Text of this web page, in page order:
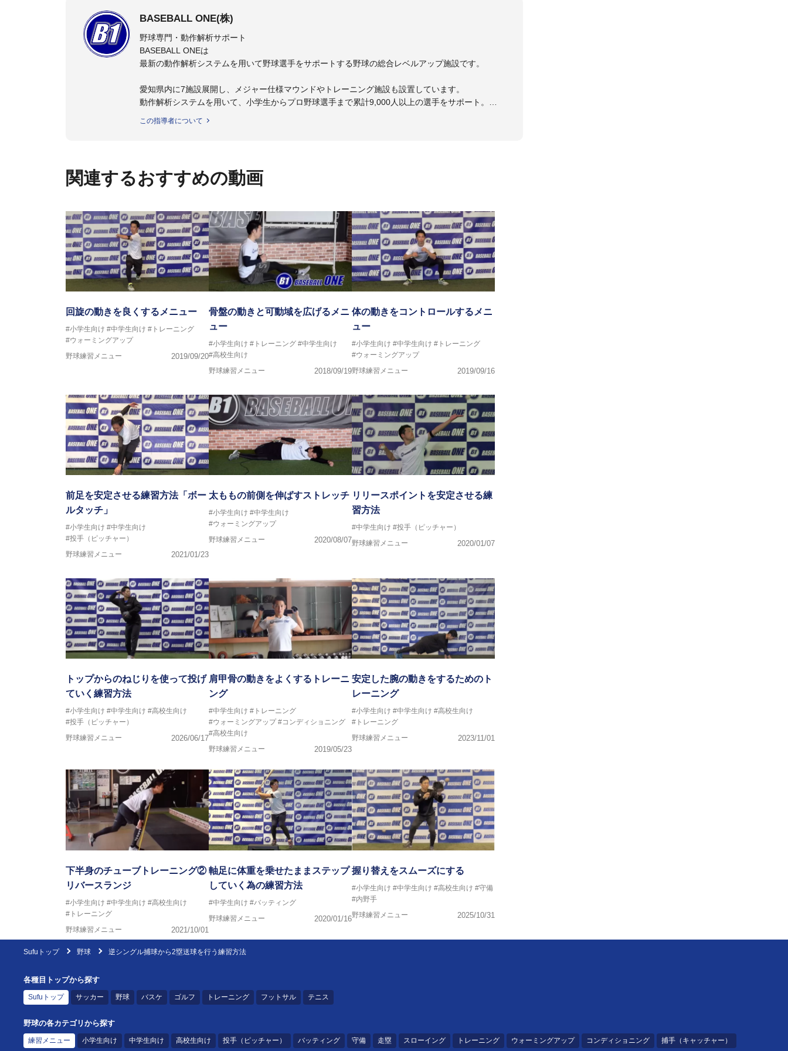
BASEBALL ONE(株)
野球専門・動作解析サポート
BASEBALL ONEは
最新の動作解析システムを用いて野球選手をサポートする野球の総合レベルアップ施設です。
愛知県内に7施設展開し、メジャー仕様マウンドやトレーニング施設も設置しています。
動作解析システムを用いて、小学生からプロ野球選手まで累計9,000人以上の選手をサポート。
この指導者について
関連するおすすめの動画
回旋の動きを良くするメニュー
#小学生向け #中学生向け #トレーニング
#ウォーミングアップ
野球練習メニュー
2019/09/20
骨盤の動きと可動域を広げるメニ
ュー
#小学生向け #トレーニング #中学生向け
#高校生向け
野球練習メニュー
2018/09/19
体の動きをコントロールするメニ
ュー
#小学生向け #中学生向け #トレーニング
#ウォーミングアップ
野球練習メニュー
2019/09/16
前足を安定させる練習方法「ボー
ルタッチ」
#小学生向け #中学生向け
#投手（ピッチャー）
野球練習メニュー
2021/01/23
太ももの前側を伸ばすストレッチ
#小学生向け #中学生向け
#ウォーミングアップ
野球練習メニュー
2020/08/07
リリースポイントを安定させる練
習方法
#中学生向け #投手（ピッチャー）
野球練習メニュー
2020/01/07
トップからのねじりを使って投げ
ていく練習方法
#小学生向け #中学生向け #高校生向け
#投手（ピッチャー）
野球練習メニュー
2026/06/17
肩甲骨の動きをよくするトレーニ
ング
#中学生向け #トレーニング
#ウォーミングアップ #コンディショニング
#高校生向け
野球練習メニュー
2019/05/23
安定した腕の動きをするためのト
レーニング
#小学生向け #中学生向け #高校生向け
#トレーニング
野球練習メニュー
2023/11/01
下半身のチューブトレーニング②
リバースランジ
#小学生向け #中学生向け #高校生向け
#トレーニング
野球練習メニュー
2021/10/01
軸足に体重を乗せたままステップ
していく為の練習方法
#中学生向け #バッティング
野球練習メニュー
2020/01/16
握り替えをスムーズにする
#小学生向け #中学生向け #高校生向け #守備
#内野手
野球練習メニュー
2025/10/31
Sufuトップ 野球 逆シングル捕球から2塁送球を行う練習方法
各種目トップから探す
Sufuトップ サッカー 野球 バスケ ゴルフ トレーニング フットサル テニス
野球の各カテゴリから探す
練習メニュー 小学生向け 中学生向け 高校生向け 投手（ピッチャー） バッティング 守備 走塁 スローイング トレーニング ウォーミングアップ コンディショニング 捕手（キャッチャー）